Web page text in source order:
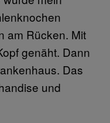
am Rücken. Mit
genäht. Dann
Das
und